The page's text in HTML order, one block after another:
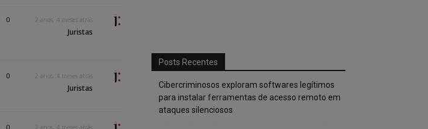
0 2 anos, 4 meses atrás
Juristas
0 2 anos, 4 meses atrás
Juristas
0 2 anos, 4 meses atrás
Posts Recentes
Cibercriminosos exploram softwares legítimos
para instalar ferramentas de acesso remoto em
ataques silenciosos